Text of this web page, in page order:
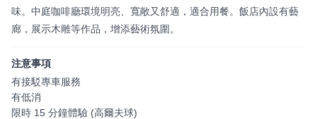
味。中庭咖啡廳環境明亮、寬敞又舒適，適合用餐。飯店內設有藝
廊，展示木雕等作品，增添藝術氛圍。
注意事項
有接駁專車服務
有低消
限時 15 分鐘體驗 (高爾夫球)